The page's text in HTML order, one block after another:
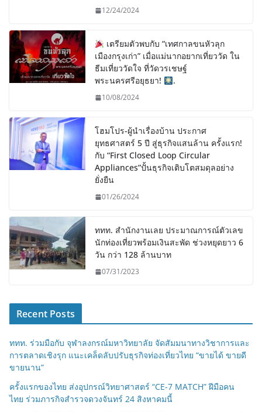
12/24/2024
เตรียมตัวพบกับ “เทศกาลขนหัวลุก
เมืองกรุงเก่า” เมื่อแม่นากอยากเที่ยววัด ใน
ธีมเที่ยววัดใจ ที่วัดวรเชษฐ์
พระนครศรีอยุธยา!
.
10/08/2024
โฮมโปร-ผู้นำเรื่องบ้าน ประกาศ
ยุทธศาสตร์ 5 ปี สู่ธุรกิจแสนล้าน ครั้งแรก!
กับ “First Closed Loop Circular
Appliances”ปั้นธุรกิจเติบโตสมดุลอย่าง
ยั่งยืน
01/26/2024
ททท. สำนักงานเลย ประมาณการณ์ตัวเลข
นักท่องเที่ยวพร้อมเงินสะพัด ช่วงหยุดยาว 6
วัน กว่า 128 ล้านบาท
07/31/2023
Recent Posts
ททท. ร่วมมือกับ จุฬาลงกรณ์มหาวิทยาลัย จัดสัมมนาทางวิชาการและ
การตลาดเชิงรุก แนะเคล็ดลับปรับธุรกิจท่องเที่ยวไทย “ขายได้ ขายดี
ขายนาน”
ครั้งแรกของไทย ส่งอุปกรณ์วิทยาศาสตร์ “CE-7 MATCH” ฝีมือคน
ไทย ร่วมภารกิจสำรวจดวงจันทร์ 24 สิงหาคมนี้